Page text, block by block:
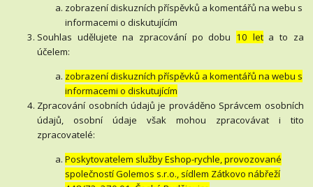
zobrazení diskuzních příspěvků a komentářů na webu s
informacemi o diskutujícím
Souhlas udělujete na zpracování po dobu 10 leta to za
účelem:
zobrazení diskuzních příspěvků a komentářů na webu s
informacemi o diskutujícím
Zpracování osobních údajů je prováděno Správcem osobních
údajů, osobní údaje však mohou zpracovávat i tito
zpracovatelé:
Poskytovatelem služby Eshop-rychle, provozované
společností Golemos s.r.o., sídlem Zátkovo nábřeží